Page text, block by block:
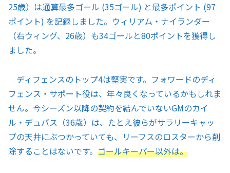
25歳）は通算最多ゴール (35ゴール) と最多ポイント (97
ポイント) を記録しました。ウィリアム・ナイランダー
（右ウィング、26歳）も34ゴールと80ポイントを獲得し
ました。
ディフェンスのトップ4は堅実です。フォワードのディ
フェンス・サポート役は、年々良くなっているかもしれま
せん。今シーズン以降の契約を結んでいないGMのカイ
ル・デュバス（36歳）は、たとえ彼らがサラリーキャッ
プの天井にぶつかっていても、リーフスのロスターから削
除することはないです。 ゴールキーパー以外は。